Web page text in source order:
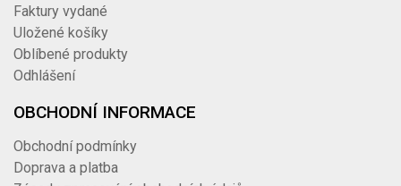
Faktury vydané
Uložené košíky
Oblíbené produkty
Odhlášení
OBCHODNÍ INFORMACE
Obchodní podmínky
Doprava a platba